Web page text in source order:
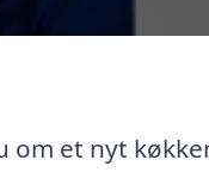
om et nyt